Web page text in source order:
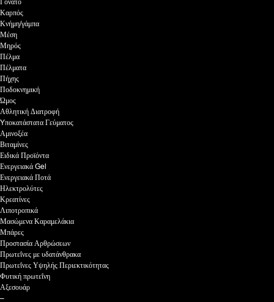
Γόνατο
Καρπός
Κνήμη/γάμπα
Μέση
Μηρός
Πέλμα
Πέλματα
Πήχης
Ποδοκνημική
Ώμος
Αθλητική Διατροφή
Yποκατάστατα Γεύματος
Αμινοξέα
Βιταμίνες
Ειδικά Προϊόντα
Ενεργειακά Gel
Ενεργειακά Ποτά
Ηλεκτρολύτες
Κρεατίνες
Λιποτροπικά
Μασώμενα Καραμελάκια
Μπάρες
Προστασία Αρθρώσεων
Πρωτεΐνες με υδατάνθρακα
Πρωτεΐνες Υψηλής Περιεκτικότητας
Φυτική πρωτεΐνη
Αξεσουάρ
–